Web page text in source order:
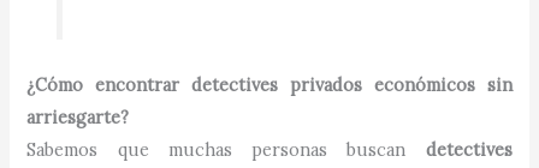
¿Cómo encontrar detectives privados económicos sin
arriesgarte?
Sabemos que muchas personas buscan detectives